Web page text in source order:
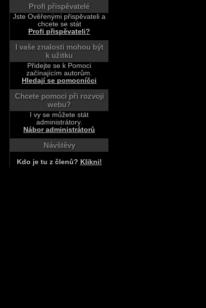
Profi přispěvatelé
Jste Ověřenými přispěvateli a
chcete se stát
Profi přispěvateli?
I vaše znalosti mohou být
k užitku
Přidejte se k Pomoci
začínajícím autorům.
Hledají se pomocníčci
Chcete pomoci při rozvoji
webu?
I vy se můžete stát
administrátory.
Nábor administrátorů
Návštěvy
Kdo je tu z členů? Klikni!